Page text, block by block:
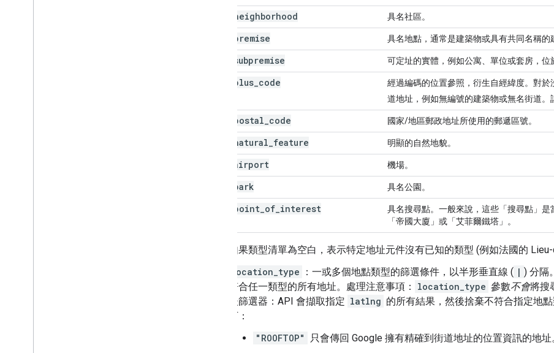
neighborhood 具名社區。
premise 具名地點，通常是建築物或具有共同名稱的
subpremise 可定址的實體，例如公寓、單位或套房，位
plus code
經過編碼的位置參照，衍生自經緯度。對
道地址，例如無編號的建築物或無名街道。
postal code 國家/地區郵政地址所使用的郵遞區號。
natural feature 明顯的自然地貌。
airport 機場。
park 具名公園。
point of interest
具名搜尋點。一般來說，這些「搜尋點」
「帝國大廈」或「艾菲爾鐵塔」。
如果類型清單為空白，表示特定地址元件沒有已知的類型 (例如法國的 Lieu-
location_type
：一或多個地點類型的篩選條件，以半形垂直線 ( | ) 分隔
符合任一類型的所有地址。處理注意事項：
location_type 參數不會將搜
後篩選器：API 會擷取指定 latlng 的所有結果，然後捨棄不符合指定地點
下：
"ROOFTOP"
只會傳回 Google 擁有精確到街道地址的位置資訊的地址